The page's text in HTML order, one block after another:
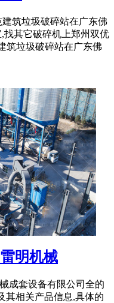
筑垃圾破碎站在广东佛
找其它破碎机上郑州双优
筑垃圾破碎站在广东佛
明机械
成套设备有限公司全的
其相关产品信息,具体的